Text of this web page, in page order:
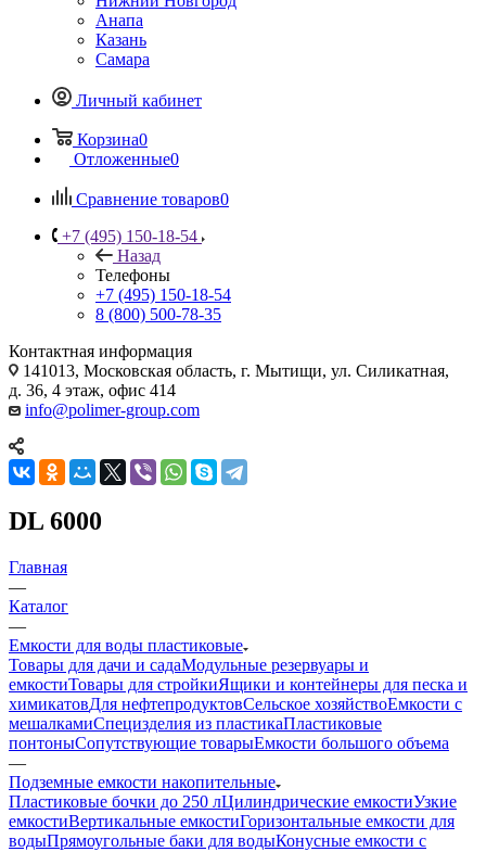
Анапа
Казань
Самара
Личный кабинет
Корзина0
Отложенные0
Сравнение товаров0
+7 (495) 150-18-54
Назад
Телефоны
+7 (495) 150-18-54
8 (800) 500-78-35
Контактная информация
141013, Московская область, г. Мытищи, ул. Силикатная,
д. 36, 4 этаж, офис 414
info@polimer-group.com
DL 6000
Главная
—
Каталог
—
Емкости для воды пластиковые
Товары для дачи и садаМодульные резервуары и
емкостиТовары для стройкиЯщики и контейнеры для песка и
химикатовДля нефтепродуктовСельское хозяйствоЕмкости с
мешалкамиСпецизделия из пластикаПластиковые
понтоныСопутствующие товарыЕмкости большого объема
—
Подземные емкости накопительные
Пластиковые бочки до 250 лЦилиндрические емкостиУзкие
емкостиВертикальные емкостиГоризонтальные емкости для
водыПрямоугольные баки для водыКонусные емкости с